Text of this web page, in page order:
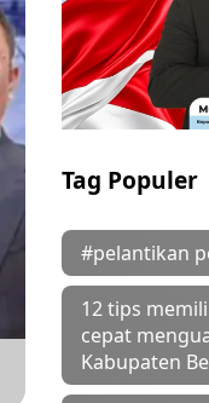
Tag Populer
#pelantikan
12 tips
cepat
Kabupaten